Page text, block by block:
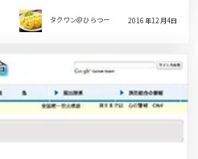
タクワン＠ひらつー 2016年12月4日